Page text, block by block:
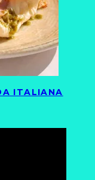
ITALIANA